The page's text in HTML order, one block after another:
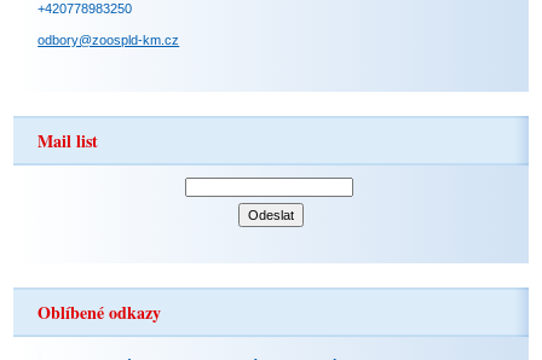
+420778983250
odbory@zoospld-km.cz
Mail list
Oblíbené odkazy